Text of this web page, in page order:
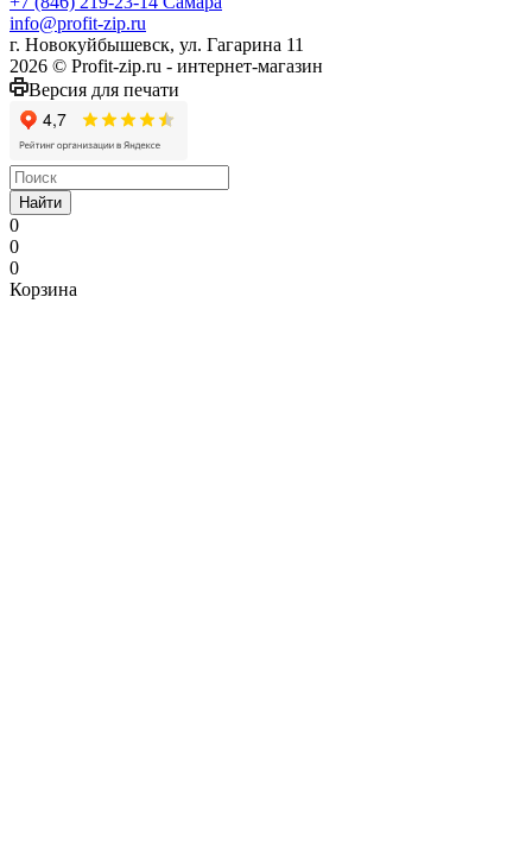
info@profit-zip.ru
г. Новокуйбышевск, ул. Гагарина 11
2026 © Profit-zip.ru - интернет-магазин
Версия для печати
Найти
0
0
0
Корзина